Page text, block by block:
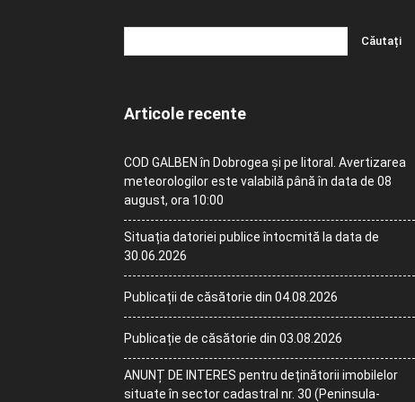
Articole recente
COD GALBEN în Dobrogea și pe litoral. Avertizarea
meteorologilor este valabilă până în data de 08
august, ora 10:00
Situația datoriei publice întocmită la data de
30.06.2026
Publicații de căsătorie din 04.08.2026
Publicație de căsătorie din 03.08.2026
ANUNȚ DE INTERES pentru deținătorii imobilelor
situate în sector cadastral nr. 30 (Peninsula-